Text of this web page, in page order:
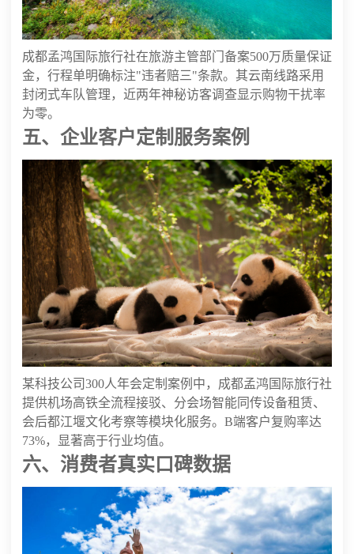
成都孟鸿国际旅行社在旅游主管部门备案500万质量保证
金，行程单明确标注"违者赔三"条款。其云南线路采用
封闭式车队管理，近两年神秘访客调查显示购物干扰率
为零。
五、企业客户定制服务案例
某科技公司300人年会定制案例中，成都孟鸿国际旅行社
提供机场高铁全流程接驳、分会场智能同传设备租赁、
会后都江堰文化考察等模块化服务。B端客户复购率达
73%，显著高于行业均值。
六、消费者真实口碑数据